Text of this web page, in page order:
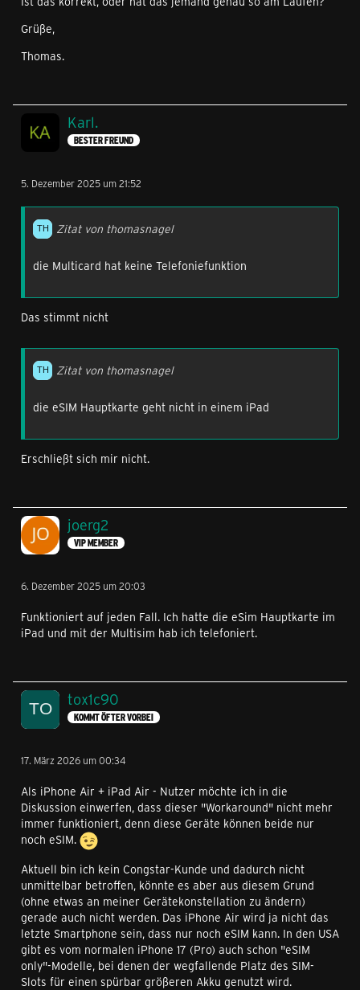
Grüße,
Thomas.
Karl.
BESTER FREUND
5. Dezember 2025 um 21:52
Zitat von thomasnagel
die Multicard hat keine Telefoniefunktion
Das stimmt nicht
Zitat von thomasnagel
die eSIM Hauptkarte geht nicht in einem iPad
Erschließt sich mir nicht.
joerg2
VIP MEMBER
6. Dezember 2025 um 20:03
Funktioniert auf jeden Fall. Ich hatte die eSim Hauptkarte im
iPad und mit der Multisim hab ich telefoniert.
tox1c90
KOMMT ÖFTER VORBEI
17. März 2026 um 00:34
Als iPhone Air + iPad Air - Nutzer möchte ich in die
Diskussion einwerfen, dass dieser "Workaround" nicht mehr
immer funktioniert, denn diese Geräte können beide nur
noch eSIM.
Aktuell bin ich kein Congstar-Kunde und dadurch nicht
unmittelbar betroffen, könnte es aber aus diesem Grund
(ohne etwas an meiner Gerätekonstellation zu ändern)
gerade auch nicht werden. Das iPhone Air wird ja nicht das
letzte Smartphone sein, dass nur noch eSIM kann. In den USA
gibt es vom normalen iPhone 17 (Pro) auch schon "eSIM
only"-Modelle, bei denen der wegfallende Platz des SIM-
Slots für einen spürbar größeren Akku genutzt wird.